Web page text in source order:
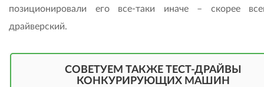
позиционировали его все-таки иначе – скорее
драйверский.
СОВЕТУЕМ ТАКЖЕ ТЕСТ-ДРАЙВЫ
КОНКУРИРУЮЩИХ МАШИН